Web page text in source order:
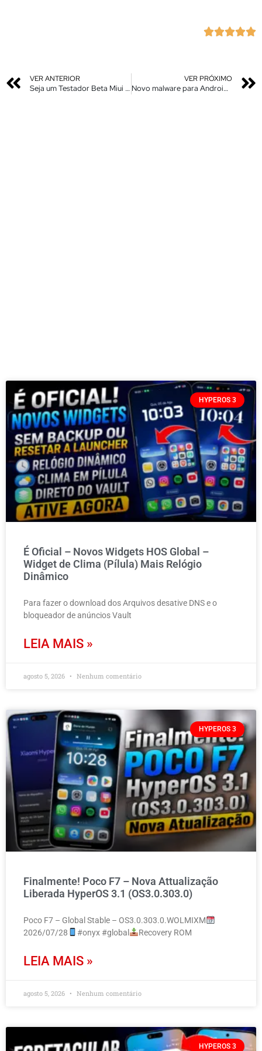

VER ANTERIOR
Seja um Testador Beta Miui 12 – Mi Pilot – Inscreva-se
VER PRÓXIMO
Novo malware para Android disfarçado de atualização do sistema
HYPEROS 3
É Oficial – Novos Widgets HOS Global –
Widget de Clima (Pílula) Mais Relógio
Dinâmico
Para fazer o download dos Arquivos desative DNS e o
bloqueador de anúncios Vault
LEIA MAIS »
agosto 5, 2026 Nenhum comentário
HYPEROS 3
Finalmente! Poco F7 – Nova Attualização
Liberada HyperOS 3.1 (OS3.0.303.0)
Poco F7 – Global Stable – OS3.0.303.0.WOLMIXM
2026/07/28
#onyx #global Recovery ROM
LEIA MAIS »
agosto 5, 2026 Nenhum comentário
HYPEROS 3